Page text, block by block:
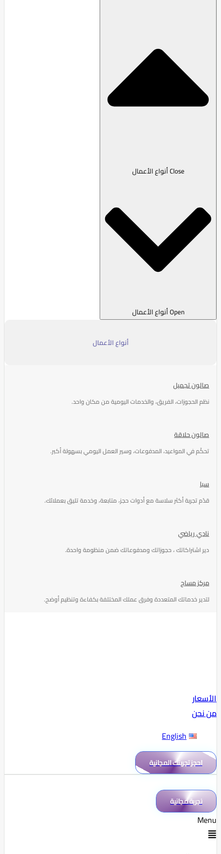
Close أنواع الأعمال
Open أنواع الأعمال
أنواع الأعمال
صالون تجميل
نظم الحجوزات، الفريق، والخدمات اليومية من مكان واحد.
صالون حلاقة
تحكّم في المواعيد، المدفوعات، وسير العمل اليومي بسهولة أكبر.
سبا
قدّم تجربة أكثر سلاسة مع أدوات حجز، متابعة، وخدمة تليق بعملائك.
نادي رياضي
دير اشتراكاتك ، حجوزاتك ومدفوعاتك ضمن منظومة واحدة.
مركز مساج
لتدير خدماتك المتعددة وفرق عملك المختلفة بكفاءة وتنظيم أوضح.
الأسعار
من نحن
English
احجز تجربتك المجانية
تجربة مجانية
Menu